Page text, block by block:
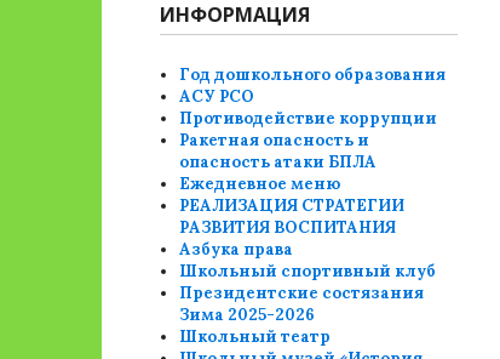
ИНФОРМАЦИЯ
Год дошкольного образования
АСУ РСО
Противодействие коррупции
Ракетная опасность и
опасность атаки БПЛА
Ежедневное меню
РЕАЛИЗАЦИЯ СТРАТЕГИИ
РАЗВИТИЯ ВОСПИТАНИЯ
Азбука права
Школьный спортивный клуб
Президентские состязания
Зима 2025-2026
Школьный театр